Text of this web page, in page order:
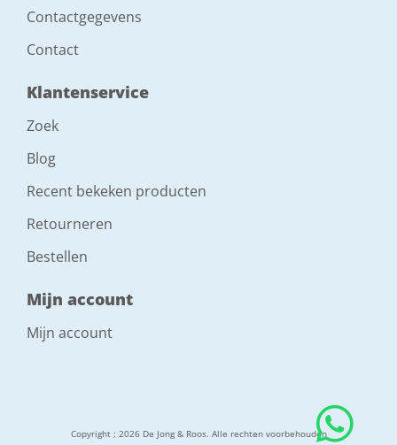
Contactgegevens
Contact
Klantenservice
Zoek
Blog
Recent bekeken producten
Retourneren
Bestellen
Mijn account
Mijn account
Copyright ; 2026 De Jong & Roos. Alle rechten voorbehouden